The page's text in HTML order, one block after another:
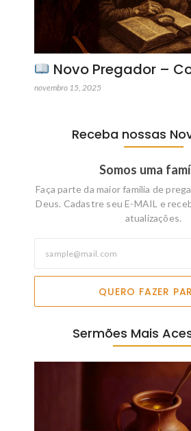
Novo Pregador –
novembro 15, 2025
Receba nossas
Somos uma
Faça parte da maior familia de
Deus. Cadastre seu E-MAIL e
atualizações.
QUERO FAZER
Sermões Mais